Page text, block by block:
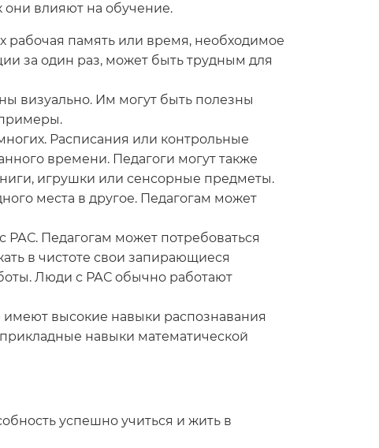
они влияют на обучение.
рабочая память или время, необходимое
за один раз, может быть трудным для
визуально. Им могут быть полезны
Расписания или контрольные
времени. Педагоги могут также
игрушки или сенсорные предметы.
места в другое. Педагогам может
Педагогам может потребоваться
в чистоте свои запирающиеся
Люди с РАС обычно работают
имеют высокие навыки распознавания
навыки математической
успешно учиться и жить в